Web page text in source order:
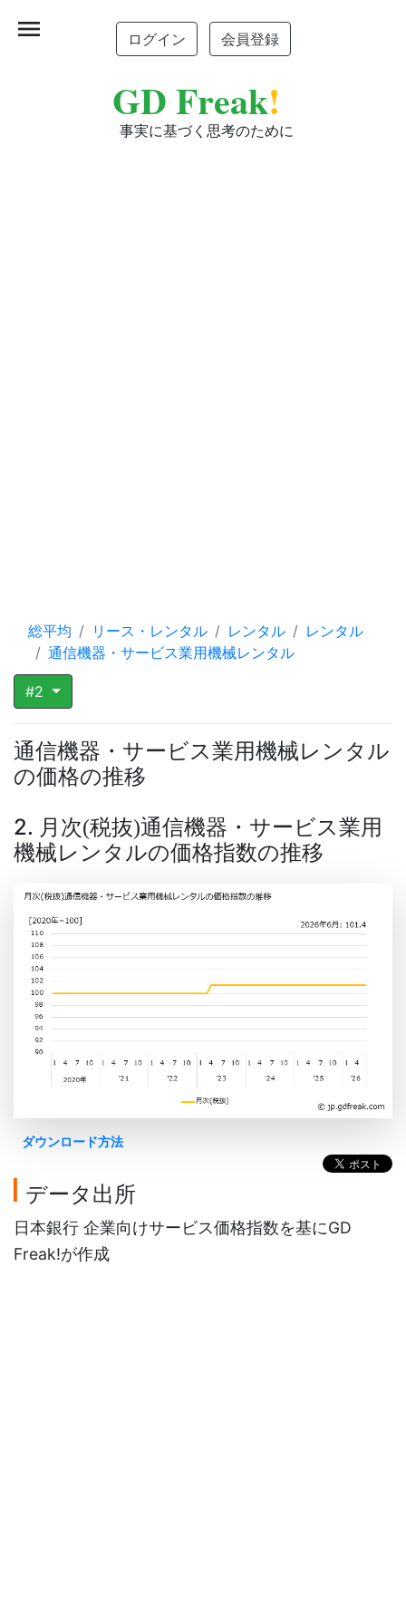
ログイン 会員登録
GD Freak!
事実に基づく思考のために
menu
総平均 リース・レンタル レンタル
レンタル
通信機器・サービス業用機械レンタル
#2
通信機器・サービス業用機械レンタル
の価格の推移
2. 月次(税抜)通信機器・サービス業用
機械レンタルの価格指数の推移
ダウンロード方法
データ出所
日本銀行 企業向けサービス価格指数を基にGD
Freak!が作成